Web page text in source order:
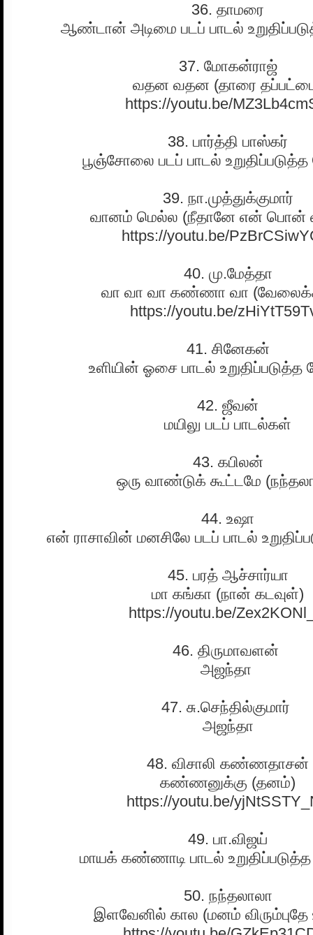
36. தாமரை
ஆண்டான் அடிமை படப் பாடல்
37. மோகன்ராஜ்
வதன வதன (தாரை
https://youtu.be/
38. பார்த்தி பாஸ்கர்
பூஞ்சோலை படப் பாடல்
39. நா.முத்துக்குமார்
வானம் மெல்ல (நீதானே என் பொன்
https://youtu.be/
40. மு.மேத்தா
வா வா வா கண்ணா வா
https://youtu.be/
41. சினேகன்
உளியின் ஓசை பாடல்
42. ஜீவன்
மயிலு படப் பாடல்கள்
43. கபிலன்
ஒரு வாண்டுக் கூட்டமே
44. உஷா
என் ராசாவின் மனசிலே படப் பாடல்
45. பரத் ஆச்சார்யா
மா கங்கா (நான் கடவுள்)
https://youtu.be/
46. திருமாவளன்
அஜந்தா
47. சு.செந்தில்குமார்
அஜந்தா
48. விசாலி கண்ணதாசன்
கண்ணனுக்கு (தனம்)
https://youtu.be/
49. பா.விஜய்
மாயக் கண்ணாடி பாடல்
50. நந்தலாலா
இளவேனில் கால (மனம்